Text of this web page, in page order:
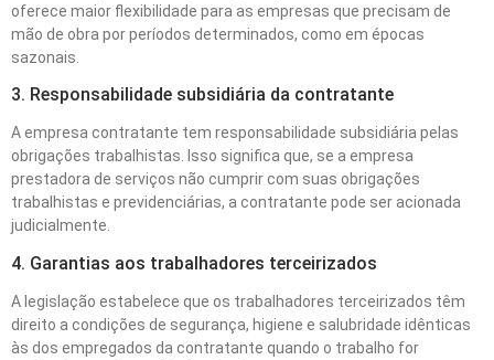
oferece maior flexibilidade para as empresas que precisam de
mão de obra por períodos determinados, como em épocas
sazonais.
3. Responsabilidade subsidiária da contratante
A empresa contratante tem responsabilidade subsidiária pelas
obrigações trabalhistas. Isso significa que, se a empresa
prestadora de serviços não cumprir com suas obrigações
trabalhistas e previdenciárias, a contratante pode ser acionada
judicialmente.
4. Garantias aos trabalhadores terceirizados
A legislação estabelece que os trabalhadores terceirizados têm
direito a condições de segurança, higiene e salubridade idênticas
às dos empregados da contratante quando o trabalho for